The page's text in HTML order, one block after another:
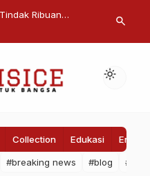
Makassar Buka
Indonesia Tionghoa
search
light_mode
Collection Edukasi
#breaking news #blog